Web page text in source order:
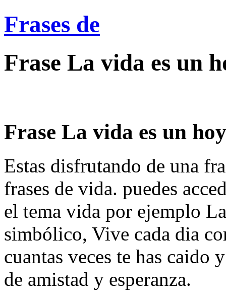
Frases de
Frase La vida es un
Frase La vida es un
Estas disfrutando de una
frases de vida. puedes
el tema vida por ejemplo
simbólico, Vive cada dia
cuantas veces te has caido
de amistad y esperanza.